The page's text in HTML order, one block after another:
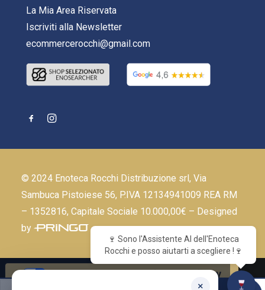
La Mia Area Riservata
Iscriviti alla Newsletter
ecommercerocchi@gmail.com
© 2024 Enoteca Rocchi Distribuzione srl, Via
Sambuca Pistoiese 56, P.IVA 12134941009 REA RM
– 1352816, Capitale Sociale 10.000,00€ – Designed
by
🍷 Sono l'Assistente AI dell'Enoteca
Rocchi e posso aiutarti a scegliere !🍷
×
Le tue preferenze relative alla privacy